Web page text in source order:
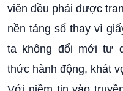
viên đều phải được
nền tảng số thay vì
ta không đổi mới tư
thức hành động, khát